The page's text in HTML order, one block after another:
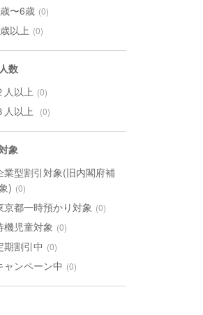
〜6歳 (0)
以上 (0)
数
人以上 (0)
人以上 (0)
象
業型割引対象(旧内閣府補
) (0)
京都一時預かり対象 (0)
機児童対象 (0)
期割引中 (0)
ャンペーン中 (0)